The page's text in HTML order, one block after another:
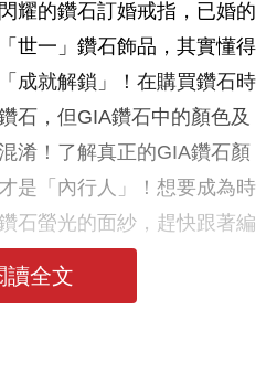
耀的鑽石訂婚戒指，已婚的
世一」鑽石飾品，其實懂得
成就解鎖」！在購買鑽石時
石，但GIA鑽石中的顏色及
淆！了解真正的GIA鑽石顏
是「內行人」！想要成為時
石螢光的面紗，趕快跟著編
讀全文